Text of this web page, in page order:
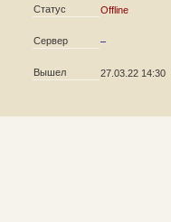
Статус Offline
Сервер –
Вышел 27.03.22 14:30